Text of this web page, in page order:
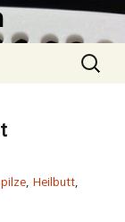
Suchen
nach:
, Heilbutt,